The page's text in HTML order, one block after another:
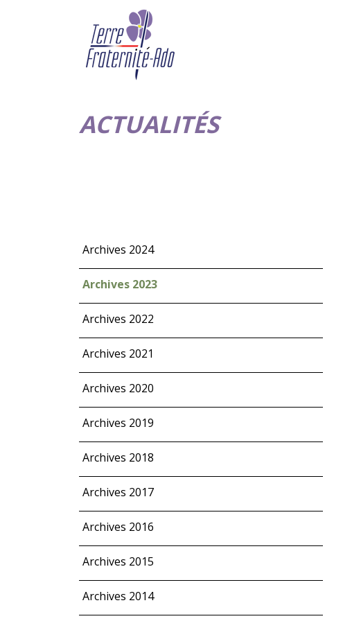
ACTUALITÉS
Archives 2024
Archives 2023
Archives 2022
Archives 2021
Archives 2020
Archives 2019
Archives 2018
Archives 2017
Archives 2016
Archives 2015
Archives 2014